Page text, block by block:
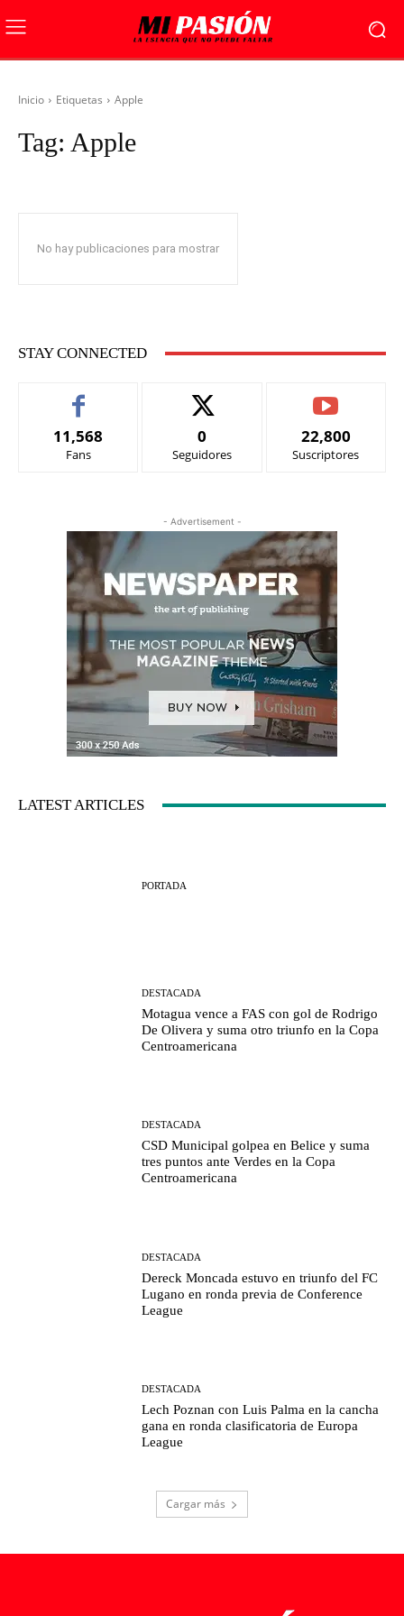
Inicio Etiquetas Apple
Tag: Apple
No hay publicaciones para mostrar
STAY CONNECTED
11,568
Fans
0
Seguidores
22,800
Suscriptores
- Advertisement -
LATEST ARTICLES
PORTADA
DESTACADA
Motagua vence a FAS con gol de Rodrigo
De Olivera y suma otro triunfo en la Copa
Centroamericana
DESTACADA
CSD Municipal golpea en Belice y suma
tres puntos ante Verdes en la Copa
Centroamericana
DESTACADA
Dereck Moncada estuvo en triunfo del FC
Lugano en ronda previa de Conference
League
DESTACADA
Lech Poznan con Luis Palma en la cancha
gana en ronda clasificatoria de Europa
League
Cargar más